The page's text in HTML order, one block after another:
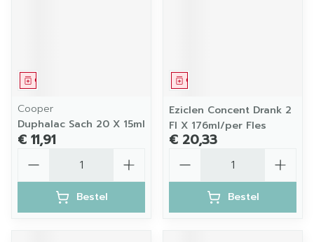
Geneesmiddel
Cooper
Duphalac Sach 20 X 15ml
€ 11,91
Bestel
Geneesmiddel
Eziclen Concent Drank 2
Fl X 176ml/per Fles
€ 20,33
Bestel